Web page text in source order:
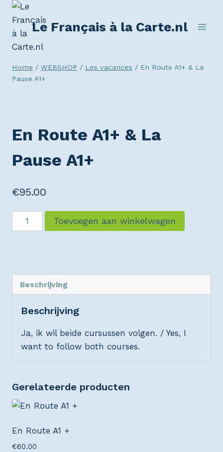
Le Français à la Carte.nl
Home / WEBSHOP / Les vacances / En Route A1+ & La
Pause A1+
En Route A1+ & La
Pause A1+
€95.00
Toevoegen aan winkelwagen
Beschrijving
Beschrijving
Ja, ik wil beide cursussen volgen. / Yes, I
want to follow both courses.
Gerelateerde producten
En Route A1 +
€60.00